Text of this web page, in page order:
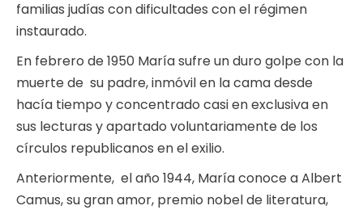
familias judías con dificultades con el régimen
instaurado.
En febrero de 1950 María sufre un duro golpe con la
muerte de su padre, inmóvil en la cama desde
hacía tiempo y concentrado casi en exclusiva en
sus lecturas y apartado voluntariamente de los
círculos republicanos en el exilio.
Anteriormente, el año 1944, María conoce a Albert
Camus, su gran amor, premio nobel de literatura,